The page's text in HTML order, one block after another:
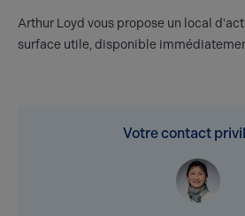
Arthur Loyd vous propose un local
surface utile, disponible
Votre contact